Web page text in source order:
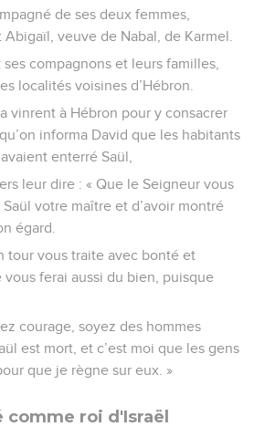
de ses deux femmes,
veuve de Nabal, de Karmel.
compagnons et leurs familles,
localités voisines d’Hébron.
vinrent à Hébron pour y consacrer
informa David que les habitants
enterré Saül,
leur dire : « Que le Seigneur vous
votre maître et d’avoir montré
égard.
tour vous traite avec bonté et
ferai aussi du bien, puisque
courage, soyez des hommes
est mort, et c’est moi que les gens
que je règne sur eux. »
comme roi d'Israël